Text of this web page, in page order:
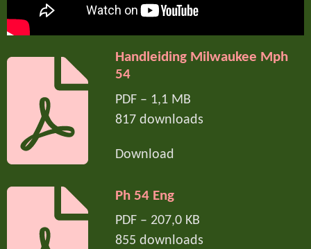
Handleiding Milwaukee Mph
54
PDF – 1,1 MB
817 downloads
Download
Ph 54 Eng
PDF – 207,0 KB
855 downloads